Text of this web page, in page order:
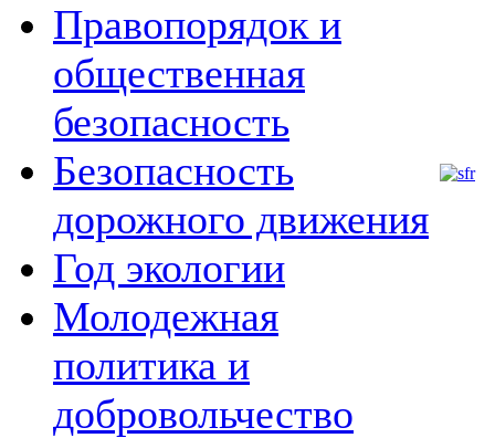
Правопорядок и
общественная
безопасность
Безопасность
дорожного движения
Год экологии
Молодежная
политика и
добровольчество